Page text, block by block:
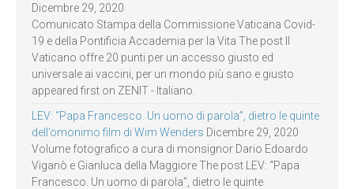
Dicembre 29, 2020
Comunicato Stampa della Commissione Vaticana Covid-
19 e della Pontificia Accademia per la Vita The post Il
Vaticano offre 20 punti per un accesso giusto ed
universale ai vaccini, per un mondo più sano e giusto
appeared first on ZENIT - Italiano.
LEV: “Papa Francesco. Un uomo di parola”, dietro le quinte
dell’omonimo film di Wim Wenders Dicembre 29, 2020
Volume fotografico a cura di monsignor Dario Edoardo
Viganò e Gianluca della Maggiore The post LEV: “Papa
Francesco. Un uomo di parola”, dietro le quinte